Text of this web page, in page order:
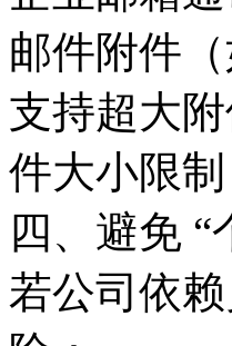
邮件附件
支持超大
件大小限
四、避免
若公司依